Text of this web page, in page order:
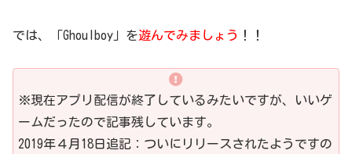
では、「Ghoulboy」を遊んでみましょう ！！
※現在アプリ配信が終了しているみたいですが、いいゲ
ームだったので記事残しています。
2019年４月18日追記：ついにリリースされたようですの